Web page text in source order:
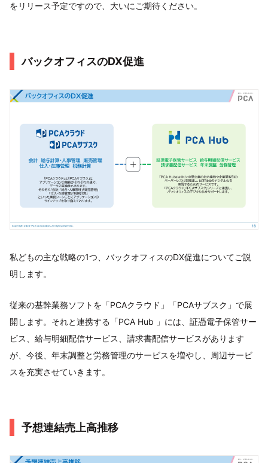
をリリース予定ですので、大いにご期待ください。
バックオフィスのDX促進
私どもの主な戦略の1つ、バックオフィスのDX促進についてご説
明します。
従来の基幹業務ソフトを「PCAクラウド」「PCAサブスク」で展
開します。それと連携する「PCA Hub 」には、証憑電子保管サー
ビス、給与明細配信サービス、請求書配信サービスがあります
が、今後、年末調整と労務管理のサービスを増やし、周辺サービ
スを充実させていきます。
予想連結売上高推移